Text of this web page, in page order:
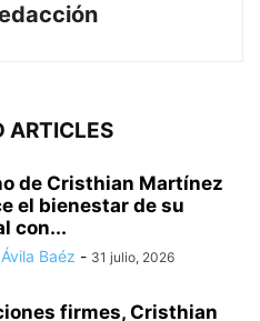
ARTICLES
de Cristhian Martínez
el bienestar de su
con...
Baéz - 31 julio, 2026
firmes, Cristhian